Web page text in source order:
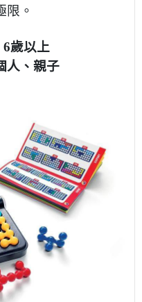
限。
歲以上
人、親子